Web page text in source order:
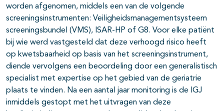
worden afgenomen, middels een van de volgende
screeningsinstrumenten: Veiligheidsmanagementsysteem
screeningsbundel (VMS), ISAR-HP of G8. Voor elke patiënt
bij wie werd vastgesteld dat deze verhoogd risico heeft
op kwetsbaarheid op basis van het screeningsinstrument,
diende vervolgens een beoordeling door een generalistisch
specialist met expertise op het gebied van de geriatrie
plaats te vinden. Na een aantal jaar monitoring is de IGJ
inmiddels gestopt met het uitvragen van deze